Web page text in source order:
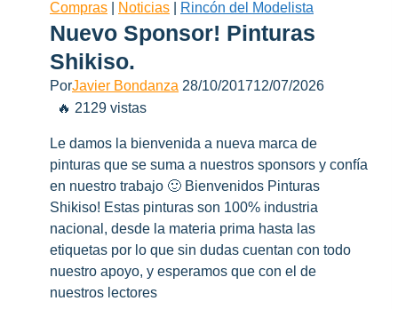
de
Shikiso!
Compras Noticias Rincón del Modelista
Nuevo Sponsor! Pinturas
Shikiso.
PorJavier Bondanza 28/10/201712/07/2026
🔥 2129 vistas
Le damos la bienvenida a nueva marca de
pinturas que se suma a nuestros sponsors y confía
en nuestro trabajo 🙂 Bienvenidos Pinturas
Shikiso! Estas pinturas son 100% industria
nacional, desde la materia prima hasta las
etiquetas por lo que sin dudas cuentan con todo
nuestro apoyo, y esperamos que con el de
nuestros lectores